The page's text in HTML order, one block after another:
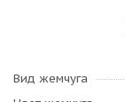
Вид жемчуга